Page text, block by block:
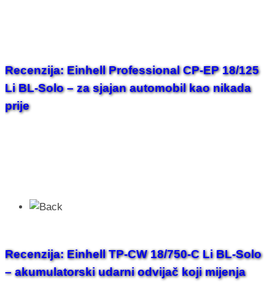
Recenzija: Einhell Professional CP-EP 18/125
Li BL-Solo – za sjajan automobil kao nikada
prije
Recenzija: Einhell TP-CW 18/750-C Li BL-Solo
– akumulatorski udarni odvijač koji mijenja